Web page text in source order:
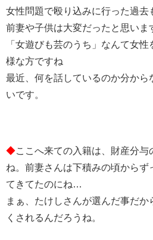
女性問題で殴り込みに行った過去
前妻や子供は大変だったと思いま
「女遊びも芸のうち」なんて女
様な方ですね
最近、何を話しているのか分から
いです。
◆ここへ来ての入籍は、財産分与
ね。前妻さんは下積みの頃からず
てきてたのにね…
まぁ、たけしさんが選んだ事だ
くされるんだろうね。